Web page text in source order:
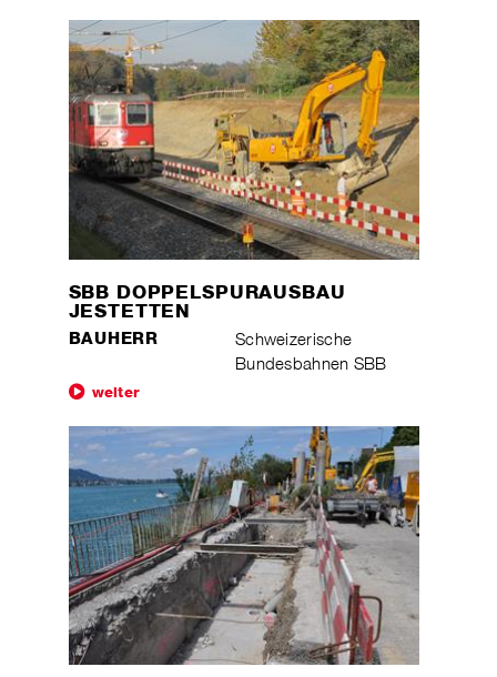
SBB DOPPELSPURAUSBAU
JESTETTEN
BAUHERR
Schweizerische
Bundesbahnen SBB
weiter